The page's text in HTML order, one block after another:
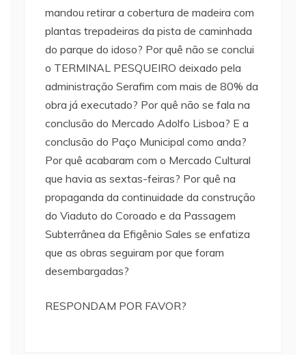
mandou retirar a cobertura de madeira com
plantas trepadeiras da pista de caminhada
do parque do idoso? Por quê não se conclui
o TERMINAL PESQUEIRO deixado pela
administração Serafim com mais de 80% da
obra já executado? Por quê não se fala na
conclusão do Mercado Adolfo Lisboa? E a
conclusão do Paço Municipal como anda?
Por quê acabaram com o Mercado Cultural
que havia as sextas-feiras? Por quê na
propaganda da continuidade da construção
do Viaduto do Coroado e da Passagem
Subterrânea da Efigênio Sales se enfatiza
que as obras seguiram por que foram
desembargadas?
RESPONDAM POR FAVOR?